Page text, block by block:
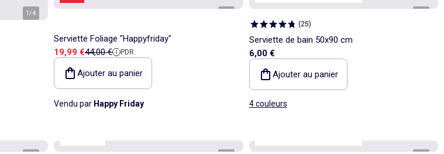
1/4
Serviette Foliage "Happyfriday"
Prix de vente
19,99 €Prix de référence
44,00 € PDR
Ajouter au panier
Vendu par Happy Friday
(25)
Serviette de bain 50x90 cm
6,00 €
Ajouter au panier
4 couleurs